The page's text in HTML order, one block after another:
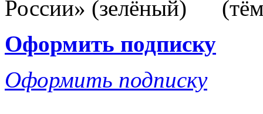
Оформить подписку
Оформить подписку